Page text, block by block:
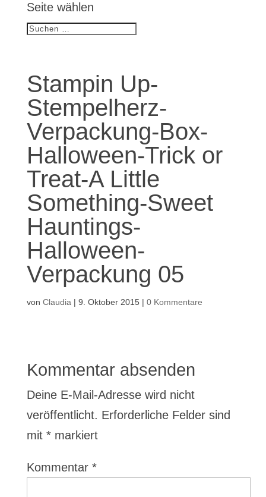
Seite wählen
Stampin Up-
Stempelherz-
Verpackung-Box-
Halloween-Trick or
Treat-A Little
Something-Sweet
Hauntings-
Halloween-
Verpackung 05
von Claudia | 9. Oktober 2015| 0 Kommentare
Kommentar absenden
Deine E-Mail-Adresse wird nicht
veröffentlicht. Erforderliche Felder sind
mit *markiert
Kommentar *